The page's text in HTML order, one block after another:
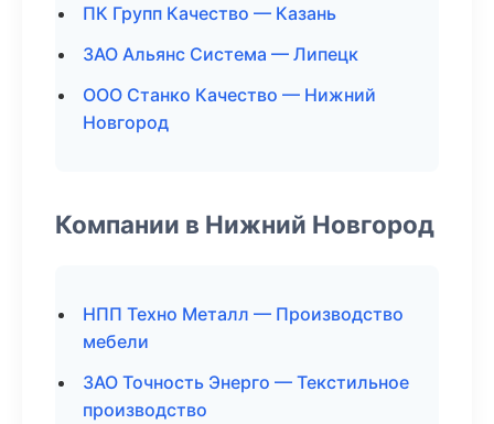
ПК Групп Качество — Казань
ЗАО Альянс Система — Липецк
ООО Станко Качество — Нижний
Новгород
Компании в Нижний Новгород
НПП Техно Металл — Производство
мебели
ЗАО Точность Энерго — Текстильное
производство